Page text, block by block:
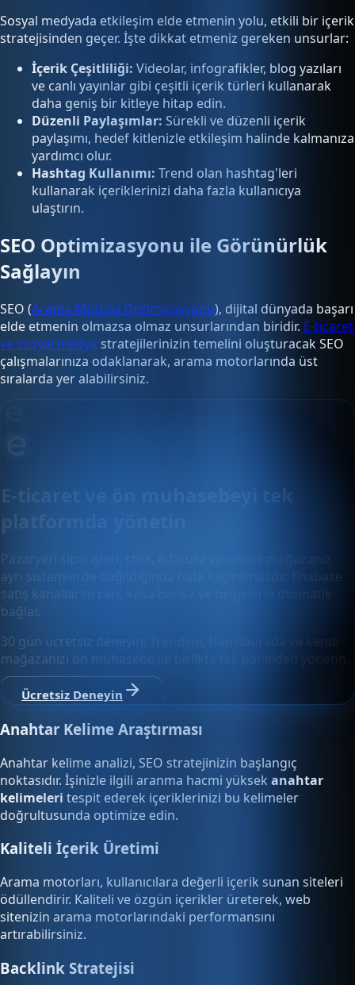
Sosyal medyada etkileşim elde etmenin yolu, etkili bir içerik
stratejisinden geçer. İşte dikkat etmeniz gereken unsurlar:
İçerik Çeşitliliği: Videolar, infografikler, blog yazıları
ve canlı yayınlar gibi çeşitli içerik türleri kullanarak
daha geniş bir kitleye hitap edin.
Düzenli Paylaşımlar: Sürekli ve düzenli içerik
paylaşımı, hedef kitlenizle etkileşim halinde kalmanıza
yardımcı olur.
Hashtag Kullanımı: Trend olan hashtag'leri
kullanarak içeriklerinizi daha fazla kullanıcıya
ulaştırın.
SEO Optimizasyonu ile Görünürlük
Sağlayın
SEO (Arama Motoru Optimizasyonu), dijital dünyada başarı
elde etmenin olmazsa olmaz unsurlarından biridir. E-ticaret
ve sosyal medya stratejilerinizin temelini oluşturacak SEO
çalışmalarınıza odaklanarak, arama motorlarında üst
sıralarda yer alabilirsiniz.
platformda yönetin
Pazaryeri siparişleri, stok, e-fatura ve online mağazanız
ayrı sistemlerde dağıldığında hata kaçınılmazdır. Enabase
satış kanallarını cari, kasa-banka ve belgelerle otomatik
bağlar.
30 gün ücretsiz deneyin; Trendyol, Hepsiburada ve kendi
mağazanızı ön muhasebe ile birlikte tek panelden yönetin.
Ücretsiz Deneyin
Anahtar Kelime Araştırması
Anahtar kelime analizi, SEO stratejinizin başlangıç
noktasıdır. İşinizle ilgili aranma hacmi yüksek anahtar
kelimeleri tespit ederek içeriklerinizi bu kelimeler
doğrultusunda optimize edin.
Kaliteli İçerik Üretimi
Arama motorları, kullanıcılara değerli içerik sunan siteleri
ödüllendirir. Kaliteli ve özgün içerikler üreterek, web
sitenizin arama motorlarındaki performansını
artırabilirsiniz.
Backlink Stratejisi